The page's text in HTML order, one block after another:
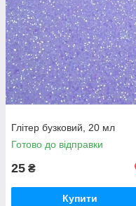
Глітер бузковий, 20 мл
Готово до відправки
25 ₴
Купити